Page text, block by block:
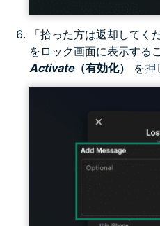
「拾った方は返却してく
をロック画面に表示する
Activate（有効化） を押